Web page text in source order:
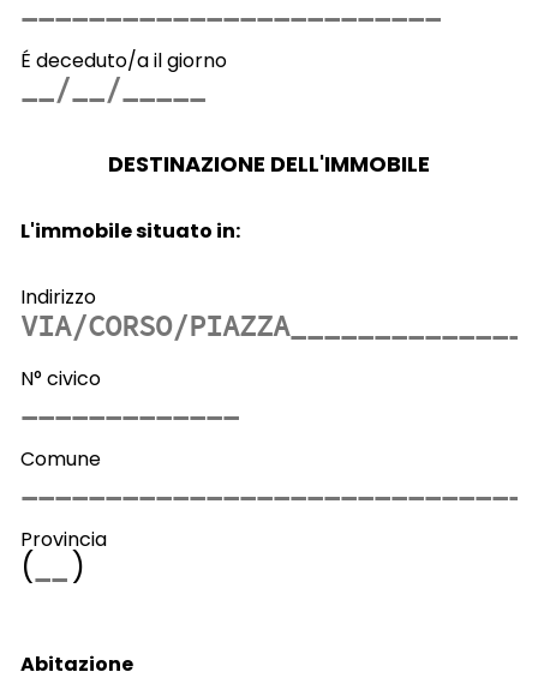
É deceduto/a il giorno
DESTINAZIONE DELL'IMMOBILE
L'immobile situato in:
Indirizzo
N° civico
Comune
Provincia
( )
Abitazione